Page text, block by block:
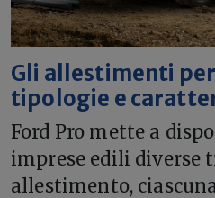
Gli allestimenti
tipologie e
Ford Pro mette a
imprese edili diverse
allestimento,